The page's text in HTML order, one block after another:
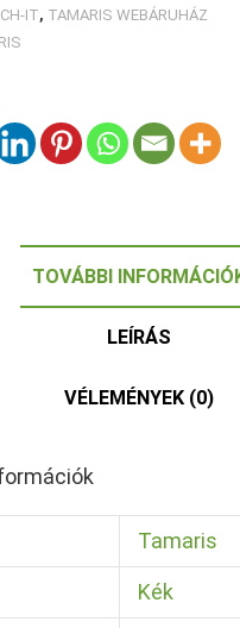
IT, TAMARIS WEBÁRUHÁZ
TOVÁBBI
LEÍRÁS
VÉLEMÉNYEK (0)
Tamaris
Kék